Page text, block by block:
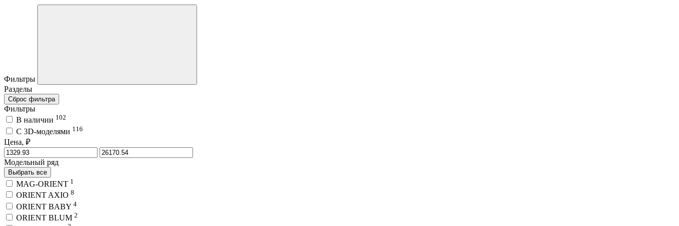
Фильтры
Разделы
Сброс фильтра
Фильтры
В наличии 102
C 3D-моделями 116
Цена, ₽
Модельный ряд
Выбрать все
MAG-ORIENT 1
ORIENT AXIO 8
ORIENT BABY 4
ORIENT BLUM 2